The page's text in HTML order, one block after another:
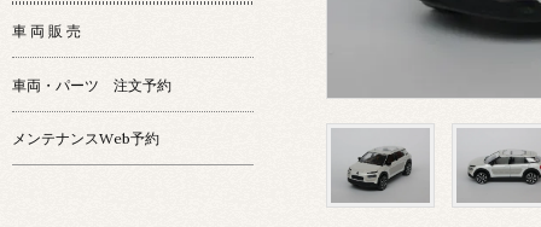
車 両 販 売
車両・パーツ 注文予約
メンテナンスWeb予約